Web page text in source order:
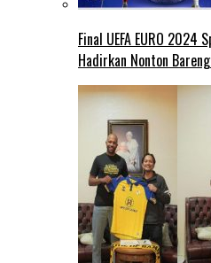
Final UEFA EURO 2024
Hadirkan Nonton